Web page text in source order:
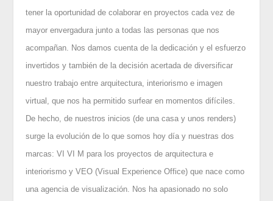
tener la oportunidad de colaborar en proyectos cada vez de
mayor envergadura junto a todas las personas que nos
acompañan. Nos damos cuenta de la dedicación y el esfuerzo
invertidos y también de la decisión acertada de diversificar
nuestro trabajo entre arquitectura, interiorismo e imagen
virtual, que nos ha permitido surfear en momentos difíciles.
De hecho, de nuestros inicios (de una casa y unos renders)
surge la evolución de lo que somos hoy día y nuestras dos
marcas: VI VI M para los proyectos de arquitectura e
interiorismo y VEO (Visual Experience Office) que nace como
una agencia de visualización. Nos ha apasionado no solo